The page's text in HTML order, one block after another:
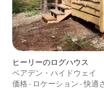
ヒーリーのログハウス
ベアデン・ハイドウェイ
価格 · ロケーション ·快適